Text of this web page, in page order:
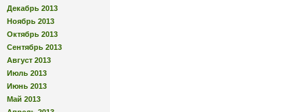
Декабрь 2013
Ноябрь 2013
Октябрь 2013
Сентябрь 2013
Август 2013
Июль 2013
Июнь 2013
Май 2013